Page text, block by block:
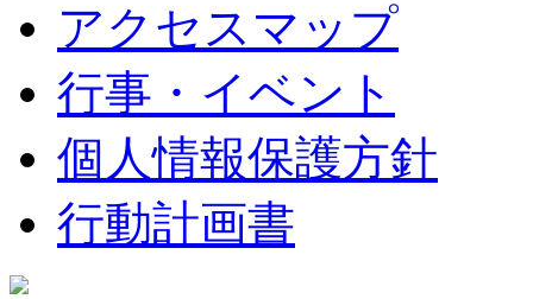
アクセスマップ
行事・イベント
個人情報保護方針
行動計画書